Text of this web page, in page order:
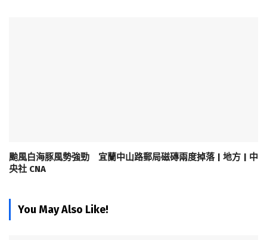
颱風白海豚風勢強勁 宜蘭中山路郵局磁磚兩度掉落 | 地方 | 中
央社 CNA
You May Also Like!